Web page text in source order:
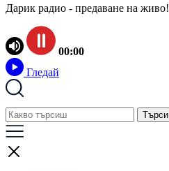
Дарик радио - предаване на живо!
00:00
Гледай